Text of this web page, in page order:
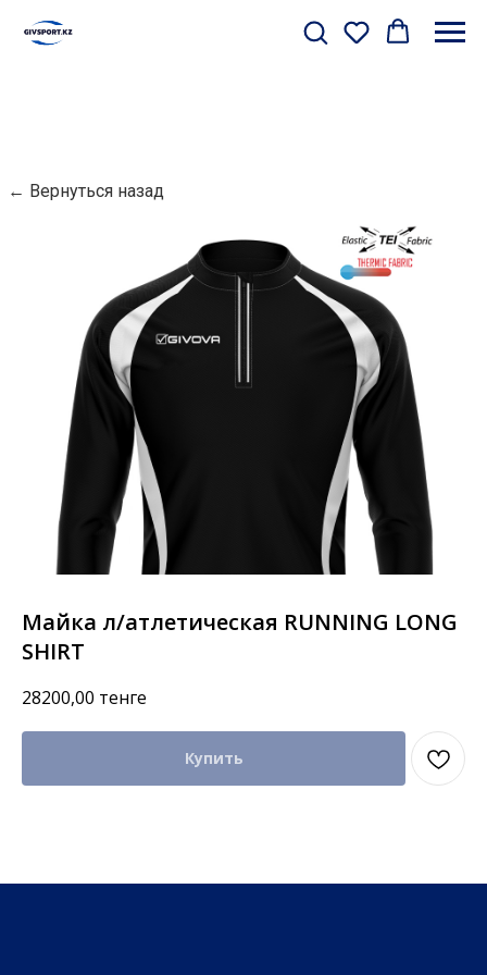
← Вернуться назад
Майка л/атлетическая RUNNING LONG
SHIRT
28200,00 тенге
Купить